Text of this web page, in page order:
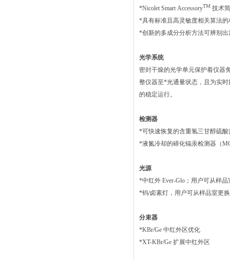
*Nicolet Smart AccessoryTM 技术
*具有标准且高灵敏度相关算法
*创新的多成分分析方法可辨别
光学系统
密封干燥的光学单元保护着仪器
整仪器至*光通量状态，且为实
的稳定运行。
检测器
*可快速恢复的含重氢三甘醇硫
*液氮冷却的碲化镉汞检测器（
光源
*中红外 Ever-Glo；用户可从样
*钨/卤素灯，用户可从样品室更
分束器
*KBr/Ge 中红外区优化
*XT-KBr/Ge 扩展中红外区